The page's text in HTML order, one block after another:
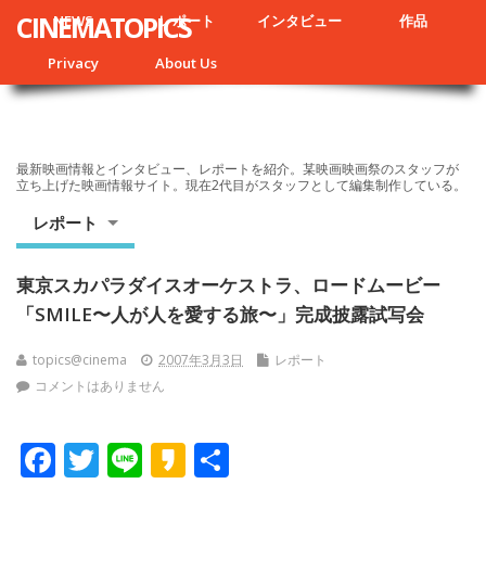
NEWS レポート インタビュー 作品
Privacy About Us
CINEMATOPICS
最新映画情報とインタビュー、レポートを紹介。某映画映画祭のスタッフが
立ち上げた映画情報サイト。現在2代目がスタッフとして編集制作している。
レポート
東京スカパラダイスオーケストラ、ロードムービー
「SMILE〜人が人を愛する旅〜」完成披露試写会
topics@cinema 2007年3月3日
レポート
コメントはありません
F T Li K